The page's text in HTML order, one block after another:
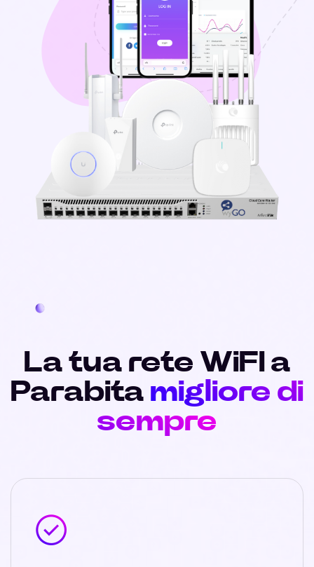
La tua rete WiFI a
Parabita migliore di
sempre